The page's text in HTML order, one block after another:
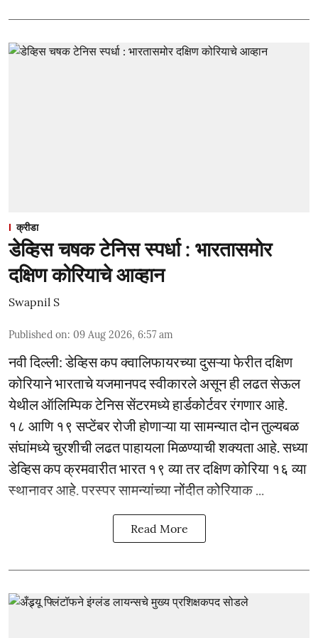
क्रीडा
डेव्हिस चषक टेनिस स्पर्धा : भारतासमोर
दक्षिण कोरियाचे आव्हान
Swapnil S
Published on: 09 Aug 2026, 6:57 am
नवी दिल्ली: डेव्हिस कप क्वालिफायरच्या दुसऱ्या फेरीत दक्षिण
कोरियाने भारताचे यजमानपद स्वीकारले असून ही लढत सेऊल
येथील ऑलिम्पिक टेनिस सेंटरमध्ये हार्डकोर्टवर रंगणार आहे.
१८ आणि १९ सप्टेंबर रोजी होणाऱ्या या सामन्यात दोन तुल्यबळ
संघांमध्ये चुरशीची लढत पाहायला मिळण्याची शक्यता आहे. सध्या
डेव्हिस कप क्रमवारीत भारत १९ व्या तर दक्षिण कोरिया १६ व्या
स्थानावर आहे. परस्पर सामन्यांच्या नोंदीत कोरियाक ...
Read More